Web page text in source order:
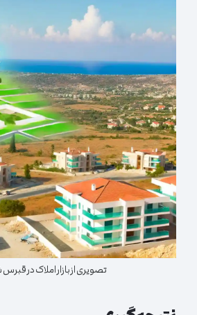
تصویری از بازار املاک در